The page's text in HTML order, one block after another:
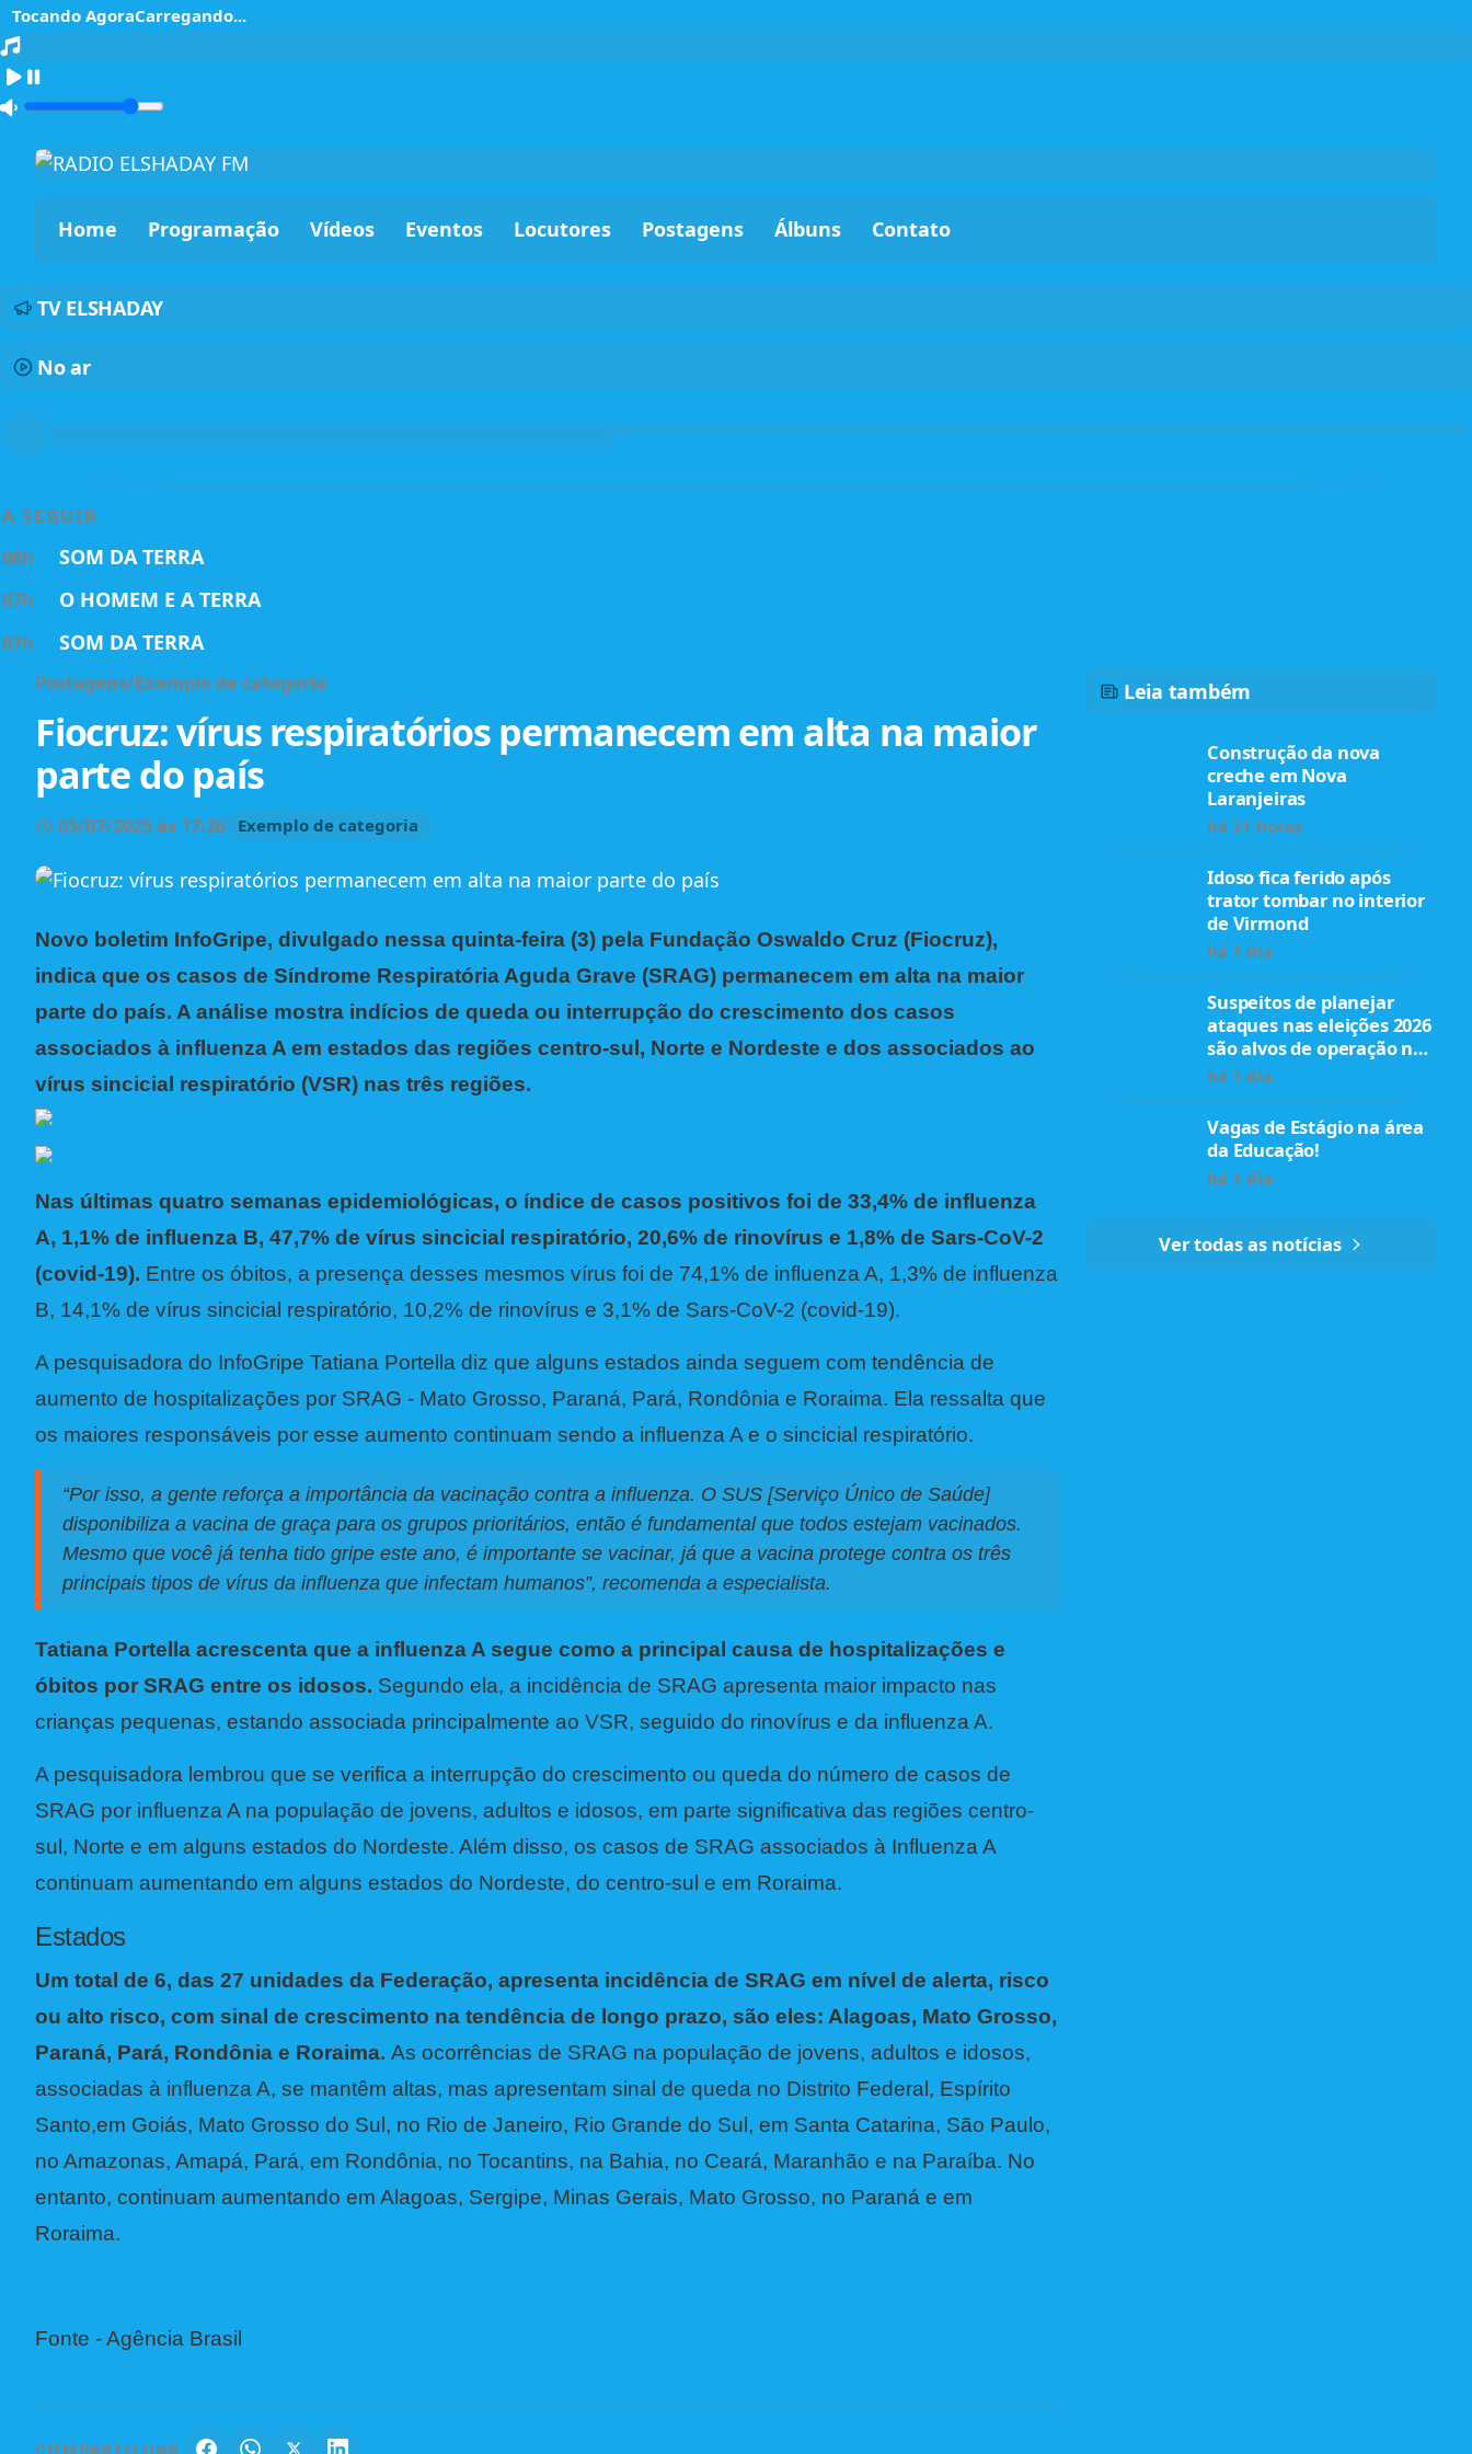
Tocando AgoraCarregando...
Home Programação Vídeos Eventos Locutores Postagens Álbuns Contato
TV ELSHADAY
No ar
A SEGUIR
06h
SOM DA TERRA
07h O HOMEM E A TERRA
07h SOM DA TERRA
Postagens/Exemplo de categoria
Fiocruz: vírus respiratórios permanecem em alta na maior
parte do país
05/07/2025 às 17:26 Exemplo de categoria
Novo boletim InfoGripe, divulgado nessa quinta-feira (3) pela Fundação Oswaldo Cruz (Fiocruz),
indica que os casos de Síndrome Respiratória Aguda Grave (SRAG) permanecem em alta na maior
parte do país. A análise mostra indícios de queda ou interrupção do crescimento dos casos
associados à influenza A em estados das regiões centro-sul, Norte e Nordeste e dos associados ao
vírus sincicial respiratório (VSR) nas três regiões.
Nas últimas quatro semanas epidemiológicas, o índice de casos positivos foi de 33,4% de influenza
A, 1,1% de influenza B, 47,7% de vírus sincicial respiratório, 20,6% de rinovírus e 1,8% de Sars-CoV-2
(covid-19). Entre os óbitos, a presença desses mesmos vírus foi de 74,1% de influenza A, 1,3% de influenza
B, 14,1% de vírus sincicial respiratório, 10,2% de rinovírus e 3,1% de Sars-CoV-2 (covid-19).
A pesquisadora do InfoGripe Tatiana Portella diz que alguns estados ainda seguem com tendência de
aumento de hospitalizações por SRAG - Mato Grosso, Paraná, Pará, Rondônia e Roraima. Ela ressalta que
os maiores responsáveis por esse aumento continuam sendo a influenza A e o sincicial respiratório.
“Por isso, a gente reforça a importância da vacinação contra a influenza. O SUS [Serviço Único de Saúde]
disponibiliza a vacina de graça para os grupos prioritários, então é fundamental que todos estejam vacinados.
Mesmo que você já tenha tido gripe este ano, é importante se vacinar, já que a vacina protege contra os três
principais tipos de vírus da influenza que infectam humanos”, recomenda a especialista.
Tatiana Portella acrescenta que a influenza A segue como a principal causa de hospitalizações e
óbitos por SRAG entre os idosos. Segundo ela, a incidência de SRAG apresenta maior impacto nas
crianças pequenas, estando associada principalmente ao VSR, seguido do rinovírus e da influenza A.
A pesquisadora lembrou que se verifica a interrupção do crescimento ou queda do número de casos de
SRAG por influenza A na população de jovens, adultos e idosos, em parte significativa das regiões centro-
sul, Norte e em alguns estados do Nordeste. Além disso, os casos de SRAG associados à Influenza A
continuam aumentando em alguns estados do Nordeste, do centro-sul e em Roraima.
Estados
Um total de 6, das 27 unidades da Federação, apresenta incidência de SRAG em nível de alerta, risco
ou alto risco, com sinal de crescimento na tendência de longo prazo, são eles: Alagoas, Mato Grosso,
Paraná, Pará, Rondônia e Roraima. As ocorrências de SRAG na população de jovens, adultos e idosos,
associadas à influenza A, se mantêm altas, mas apresentam sinal de queda no Distrito Federal, Espírito
Santo,em Goiás, Mato Grosso do Sul, no Rio de Janeiro, Rio Grande do Sul, em Santa Catarina, São Paulo,
no Amazonas, Amapá, Pará, em Rondônia, no Tocantins, na Bahia, no Ceará, Maranhão e na Paraíba. No
entanto, continuam aumentando em Alagoas, Sergipe, Minas Gerais, Mato Grosso, no Paraná e em
Roraima.
Fonte - Agência Brasil
COMPARTILHAR
Leia também
Construção da nova
creche em Nova
Laranjeiras
há 21 horas
Idoso fica ferido após
trator tombar no interior
de Virmond
há 1 dia
Suspeitos de planejar
ataques nas eleições 2026
são alvos de operação no
Paraná
há 1 dia
Vagas de Estágio na área
da Educação!
há 1 dia
Ver todas as notícias